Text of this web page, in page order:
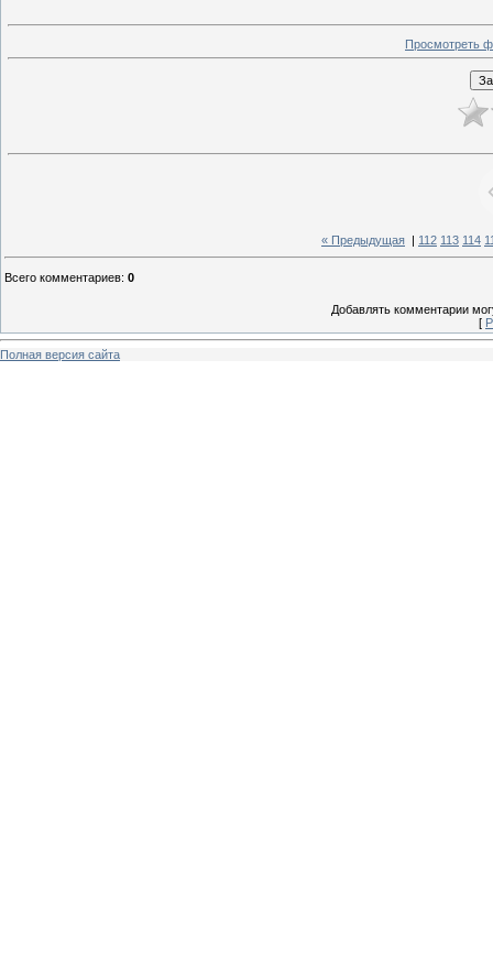
Просмотреть
« Предыдущая 112 113 114
Всего комментариев: 0
Добавлять комментарии
[
Полная версия сайта